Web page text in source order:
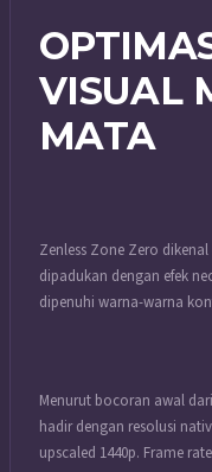
VISUAL
MATA
Zenless Zone Zero
dipadukan dengan efek
dipenuhi warna-warna
Menurut bocoran awal
hadir dengan resolusi
upscaled 1440p. Frame